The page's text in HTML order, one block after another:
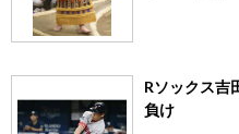
Rソックス吉
負け